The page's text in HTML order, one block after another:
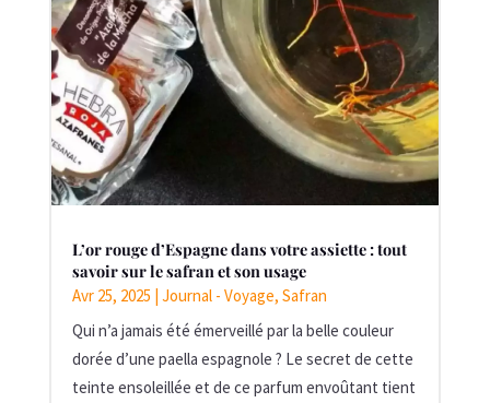
L’or rouge d’Espagne dans votre assiette : tout
savoir sur le safran et son usage
Avr 25, 2025 | Journal - Voyage, Safran
Qui n’a jamais été émerveillé par la belle couleur
dorée d’une paella espagnole ? Le secret de cette
teinte ensoleillée et de ce parfum envoûtant tient